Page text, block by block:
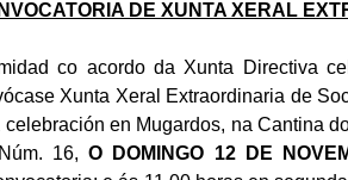
DE XUNTA XERAL
co acordo da Xunta Directiva
Xunta Xeral Extraordinaria de
celebración en Mugardos, na Cantina
16,O DOMINGO 12DE